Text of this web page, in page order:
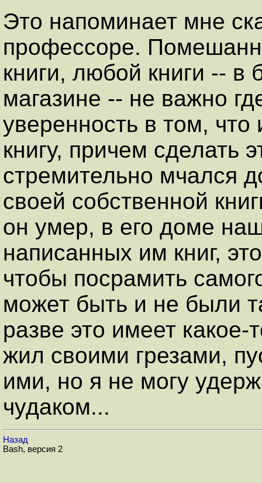
Это напоминает мне
профессоре.
книги, любой книги -- в
магазине -- не важно
уверенность в том, что
книгу, причем сделать
стремительно мчался
своей собственной
он умер, в его доме
написанных им книг,
чтобы посрамить
может быть и не были
разве это имеет какое-
жил своими грезами,
ими, но я не могу
чудаком...
Назад
Bash, версия 2